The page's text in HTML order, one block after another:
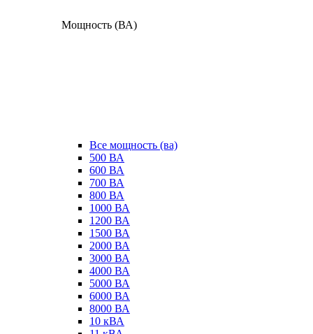
Мощность (ВА)
Все мощность (ва)
500 ВА
600 ВА
700 ВА
800 ВА
1000 ВА
1200 ВА
1500 ВА
2000 ВА
3000 ВА
4000 ВА
5000 ВА
6000 ВА
8000 ВА
10 кВА